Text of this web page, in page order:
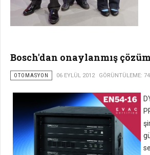
Bosch'dan onaylanmış çözüm
OTOMASYON 06 EYLÜL 2012 GÖRÜNTÜLEME: